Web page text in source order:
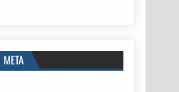
META